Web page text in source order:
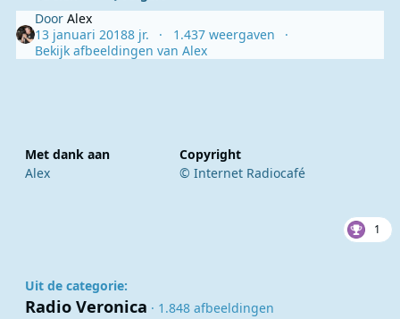
DoorAlex
13 januari 20188 jr.
1.437 weergaven
Bekijk afbeeldingen van Alex
Met dank aan
Alex
Copyright
© Internet Radiocafé
1
Uit de categorie:
Radio Veronica · 1.848 afbeeldingen